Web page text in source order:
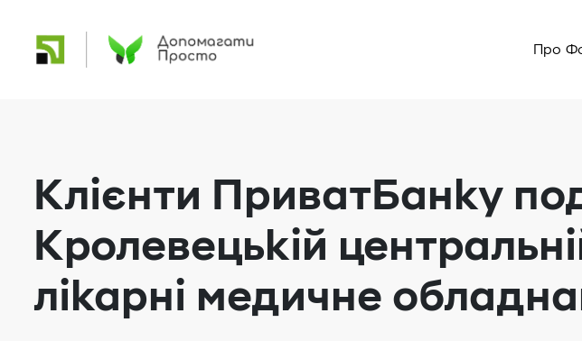
Про
Клієнти ПриватБанку
Кролевецькій
лікарні медичне